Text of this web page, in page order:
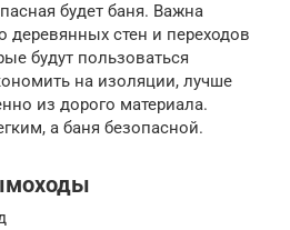
будет баня. Важна
деревянных стен и переходов
будут пользоваться
на изоляции, лучше
из дорого материала.
а баня безопасной.